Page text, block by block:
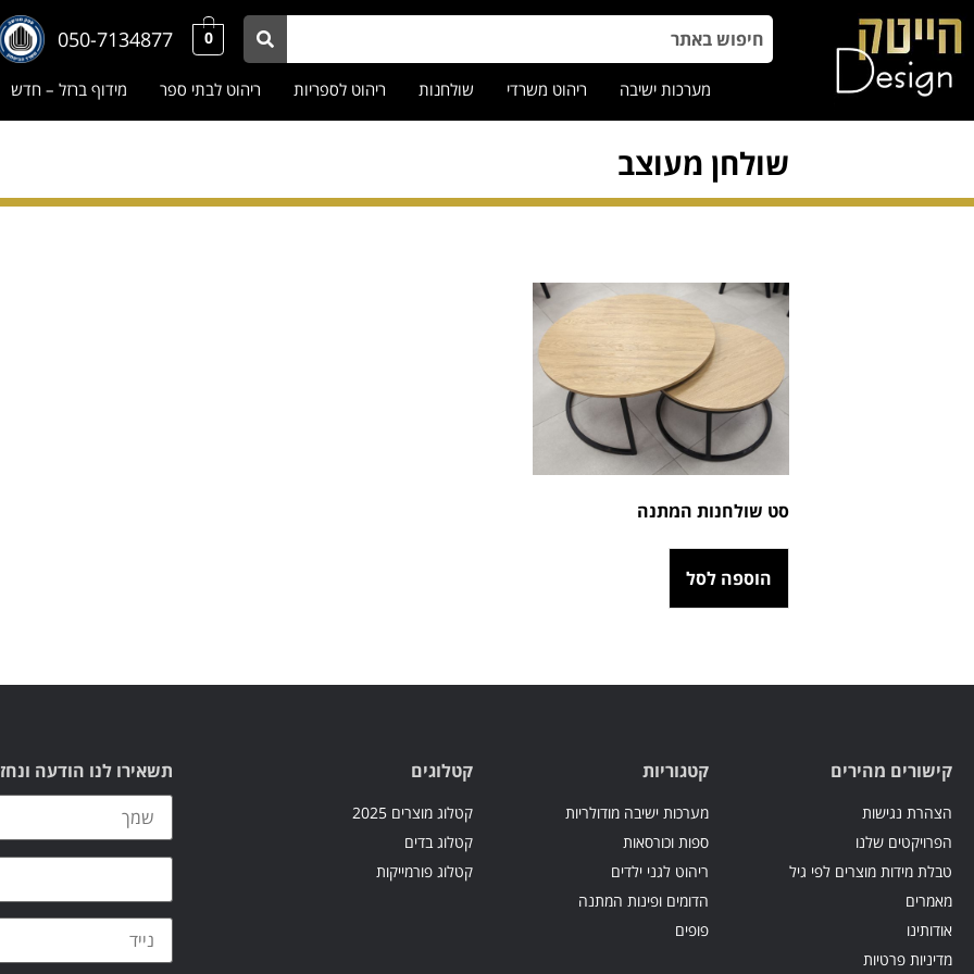
0
050-7134877
מערכות ישיבה ריהוט משרדי שולחנות ריהוט לספריות ריהוט לבתי ספר מידוף ברזל – חדש
שולחן מעוצב
סט שולחנות המתנה
הוספה לסל
קישורים מהירים
הצהרת נגישות
הפרויקטים שלנו
טבלת מידות מוצרים לפי גיל
מאמרים
אודותינו
מדיניות פרטיות
קטגוריות
מערכות ישיבה מודולריות
ספות וכורסאות
ריהוט לגני ילדים
הדומים ופינות המתנה
פופים
קטלוגים
קטלוג מוצרים 2025
קטלוג בדים
קטלוג פורמייקות
תשאירו לנו הודעה